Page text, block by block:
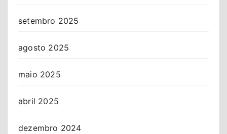
setembro 2025
agosto 2025
maio 2025
abril 2025
dezembro 2024